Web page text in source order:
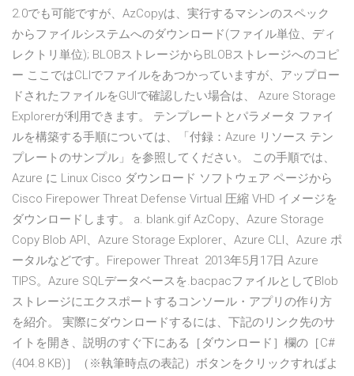
2.0でも可能ですが、AzCopyは、実行するマシンのスペック
からファイルシステムへのダウンロード(ファイル単位、ディ
レクトリ単位); BLOBストレージからBLOBストレージへのコピ
ー ここではCLIでファイルをあつかっていますが、アップロー
ドされたファイルをGUIで確認したい場合は、 Azure Storage
Explorerが利用できます。 テンプレートとパラメータ ファイ
ルを構築する手順については、「付録：Azure リソース テン
プレートのサンプル」を参照してください。 この手順では、
Azure に Linux Cisco ダウンロード ソフトウェア ページから
Cisco Firepower Threat Defense Virtual 圧縮 VHD イメージを
ダウンロードします。 a. blank.gif AzCopy、Azure Storage
Copy Blob API、Azure Storage Explorer、Azure CLI、Azure ポ
ータルなどです。Firepower Threat 2013年5月17日 Azure
TIPS。Azure SQLデータベースを.bacpacファイルとしてBlob
ストレージにエクスポートするコンソール・アプリの作り方
を紹介。 実際にダウンロードするには、下記のリンク先のサ
イトを開き、説明のすぐ下にある［ダウンロード］欄の［C#
(404.8 KB)］（※執筆時点の表記）ボタンをクリックすればよ